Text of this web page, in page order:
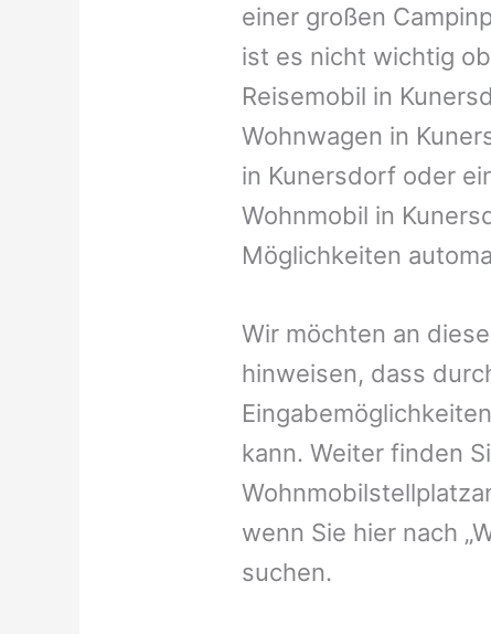
einer großen
ist es nicht wichtig
Reisemobil in
Wohnwagen in
in Kunersdorf oder
Wohnmobil in
Möglichkeiten
Wir möchten an
hinweisen, dass
kann. Weiter finden
wenn Sie hier nach
suchen.